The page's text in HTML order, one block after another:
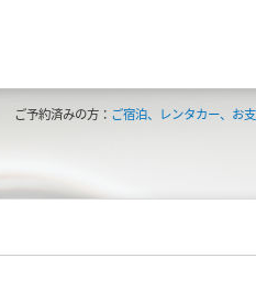
ご予約済みの方： ご宿泊、レンタカー、お